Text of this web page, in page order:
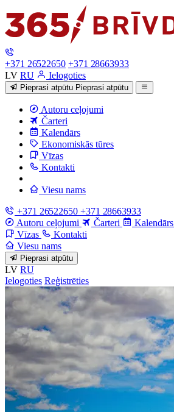
+371 26522650 +371 28663933
LV RU Ielogoties
Pieprasi atpūtu Pieprasi atpūtu
Autoru ceļojumi
Čarteri
Kalendārs
Ekonomiskās tūres
Vīzas
Kontakti
Viesu nams
+371 26522650 +371 28663933
Autoru ceļojumi
Čarteri Kalendārs
Vīzas
Kontakti
Viesu nams
Pieprasi atpūtu
LV RU
Ielogoties Reģistrēties